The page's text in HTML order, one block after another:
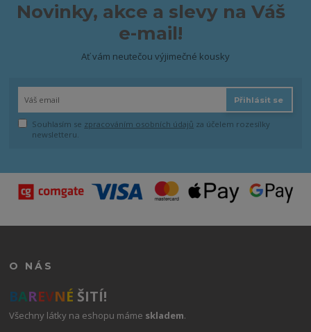
Novinky, akce a slevy na Váš
e-mail!
Ať vám neutečou výjimečné kousky
Přihlásit se
Souhlasím se zpracováním osobních údajů za účelem rozesílky
newsletteru.
O NÁS
BAREVNÉ ŠITÍ!
Všechny látky na eshopu máme skladem.